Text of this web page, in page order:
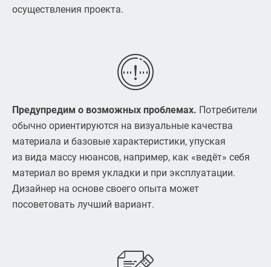
осуществления проекта.
Предупредим о возможных проблемах. Потребители
обычно ориентируются на визуальные качества
материала и базовые характеристики, упуская
из вида массу нюансов, например, как «ведёт» себя
материал во время укладки и при эксплуатации.
Дизайнер на основе своего опыта может
посоветовать лучший вариант.